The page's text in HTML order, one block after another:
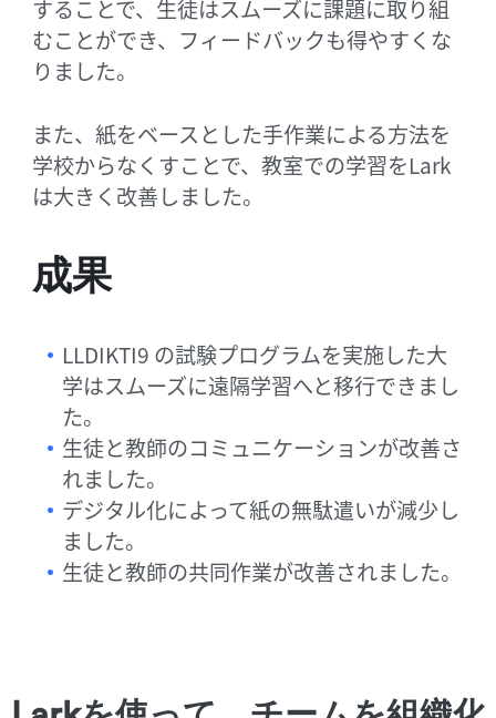
することで、生徒はスムーズに課題に取り組
むことができ、フィードバックも得やすくな
りました。
また、紙をベースとした手作業による方法を
学校からなくすことで、教室での学習をLark
は大きく改善しました。
成果
LLDIKTI9 の試験プログラムを実施した大
学はスムーズに遠隔学習へと移行できまし
た。
生徒と教師のコミュニケーションが改善さ
れました。
デジタル化によって紙の無駄遣いが減少し
ました。
生徒と教師の共同作業が改善されました。